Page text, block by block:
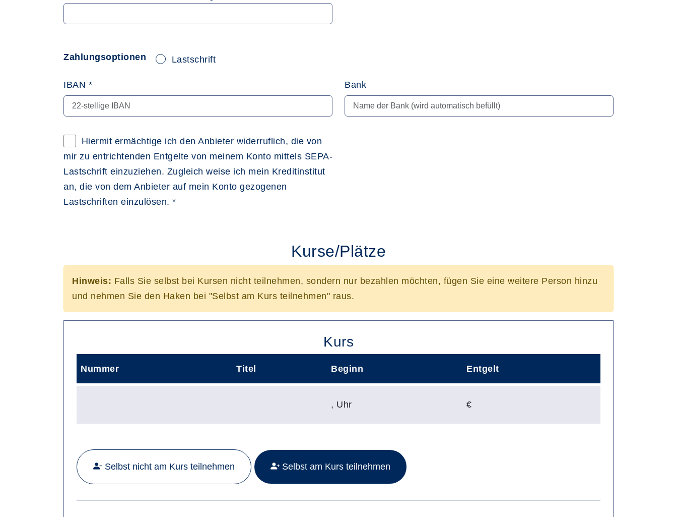
Zahlungsoptionen Lastschrift
IBAN *
Hiermit ermächtige ich den Anbieter widerruflich, die von
mir zu entrichtenden Entgelte von meinem Konto mittels SEPA-
Lastschrift einzuziehen. Zugleich weise ich mein Kreditinstitut
an, die von dem Anbieter auf mein Konto gezogenen
Lastschriften einzulösen. *
Bank
Kurse/Plätze
Hinweis: Falls Sie selbst bei Kursen nicht teilnehmen, sondern nur bezahlen möchten, fügen Sie eine weitere Person hinzu
und nehmen Sie den Haken bei "Selbst am Kurs teilnehmen" raus.
Kurs
Nummer Titel Beginn Entgelt
Mehr Details zu folgendem Kurs aufrufen:
, Uhr €
Selbst nicht am Kurs teilnehmen Selbst am Kurs teilnehmen